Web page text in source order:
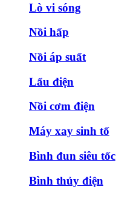
Lò vi sóng
Nồi hấp
Nồi áp suất
Lẩu điện
Nồi cơm điện
Máy xay sinh tố
Bình đun siêu tốc
Bình thủy điện